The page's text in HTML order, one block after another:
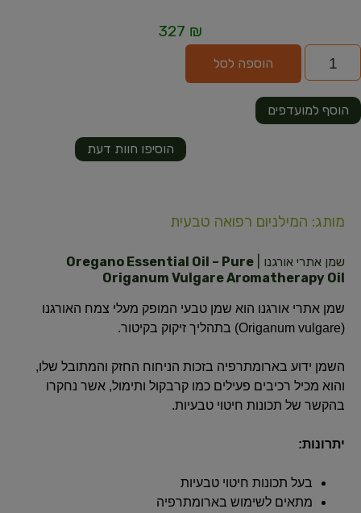
327 ₪
הוספה לסל
הוסיפו חוות דעת
הוסף למועדפים
מותג: המילניום רפואה טבעית
שמן אתרי אורגנו | Oregano Essential Oil – Pure
Origanum Vulgare Aromatherapy Oil
שמן אתרי אורגנו הוא שמן טבעי המופק מעלי צמח האורגנו
(Origanum vulgare) בתהליך זיקוק בקיטור.
השמן ידוע בארומתרפיה בזכות הניחוח החזק והמתובל שלו,
והוא מכיל רכיבים פעילים כמו קרבקול ותימול, אשר נחקרו
בהקשר של תכונות חיטוי טבעיות.
יתרונות:
בעל תכונות חיטוי טבעיות
מתאים לשימוש בארומתרפיה